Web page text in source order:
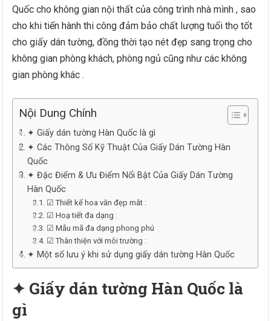
Quốc cho không gian nội thất của công trình nhà mình , sao
cho khi tiến hành thi công đảm bảo chất lượng tuổi thọ tốt
cho giấy dán tường, đồng thời tạo nét đẹp sang trọng cho
không gian phòng khách, phòng ngủ cũng như các không
gian phòng khác .
Nội Dung Chính
✦ Giấy dán tường Hàn Quốc là gì
✦ Các Thông Số Kỹ Thuật Của Giấy Dán Tường Hàn
Quốc
✦ Đặc Điểm & Ưu Điểm Nổi Bật Của Giấy Dán Tường
Hàn Quốc
☑ Thiết kế hoa văn đẹp mắt :
☑ Hoạ tiết đa dạng :
☑ Mẫu mã đa dạng phong phú
☑ Thân thiện với môi trường :
✦ Một số lưu ý khi sử dụng giấy dán tường Hàn Quốc
✦ Giấy dán tường Hàn Quốc là
gì